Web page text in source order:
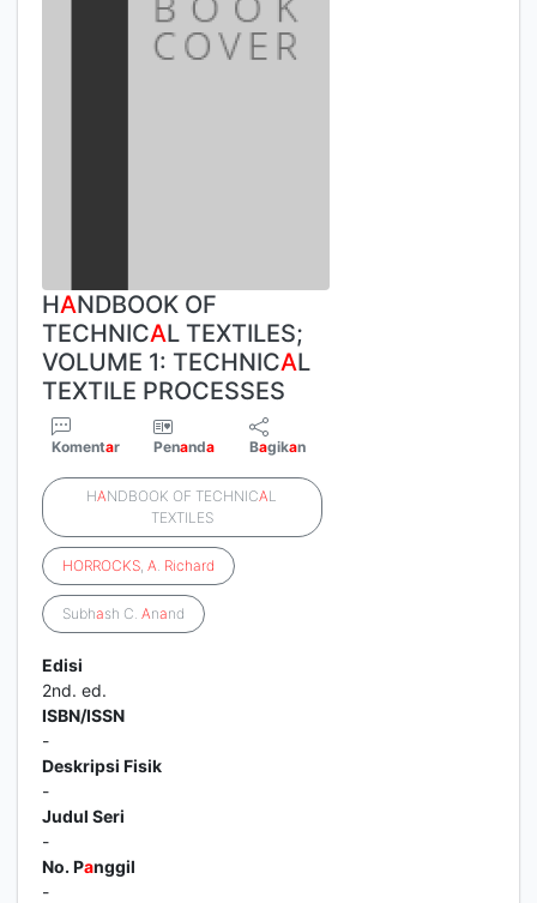
HANDBOOK OF
TECHNICAL TEXTILES;
VOLUME 1: TECHNICAL
TEXTILE PROCESSES
Komentar Penanda Bagikan
HANDBOOK OF TECHNICAL
TEXTILES
HORROCKS, A. Richard
Subhash C. Anand
Edisi
2nd. ed.
ISBN/ISSN
-
Deskripsi Fisik
-
Judul Seri
-
No. Panggil
-